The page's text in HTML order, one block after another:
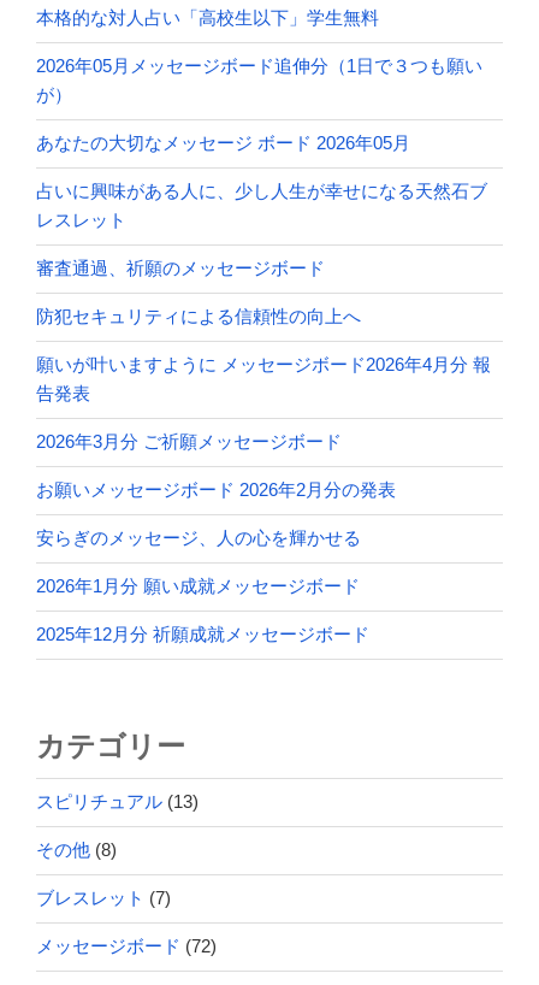
本格的な対人占い「高校生以下」学生無料
2026年05月メッセージボード追伸分（1日で３つも願い
が）
あなたの大切なメッセージ ボード 2026年05月
占いに興味がある人に、少し人生が幸せになる天然石ブ
レスレット
審査通過、祈願のメッセージボード
防犯セキュリティによる信頼性の向上へ
願いが叶いますように メッセージボード2026年4月分 報
告発表
2026年3月分 ご祈願メッセージボード
お願いメッセージボード 2026年2月分の発表
安らぎのメッセージ、人の心を輝かせる
2026年1月分 願い成就メッセージボード
2025年12月分 祈願成就メッセージボード
カテゴリー
スピリチュアル (13)
その他 (8)
ブレスレット (7)
メッセージボード (72)